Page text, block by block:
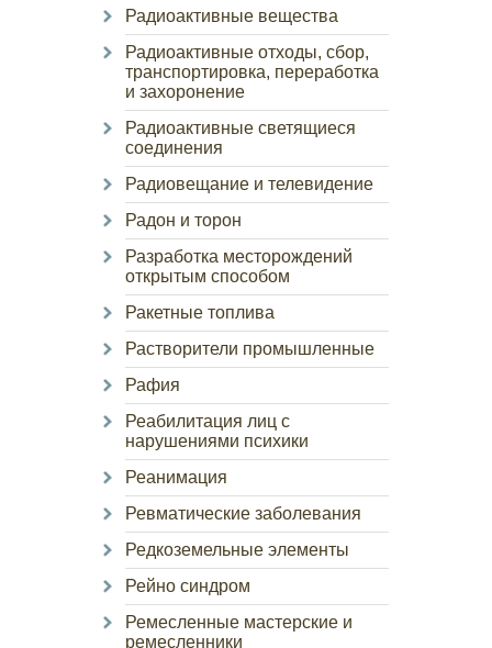
Радиоактивные вещества
Радиоактивные отходы, сбор,
транспортировка, переработка
и захоронение
Радиоактивные светящиеся
соединения
Радиовещание и телевидение
Радон и торон
Разработка месторождений
открытым способом
Ракетные топлива
Растворители промышленные
Рафия
Реабилитация лиц с
нарушениями психики
Реанимация
Ревматические заболевания
Редкоземельные элементы
Рейно синдром
Ремесленные мастерские и
ремесленники